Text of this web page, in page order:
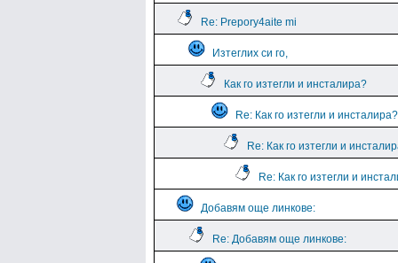
Re: Prepory4aite mi
Изтеглих си го,
Как го изтегли и инсталира?
Re: Как го изтегли и инсталира?
Re: Как го изтегли и
Re: Как го изтегли и
Добавям още линкове:
Re: Добавям още линкове: